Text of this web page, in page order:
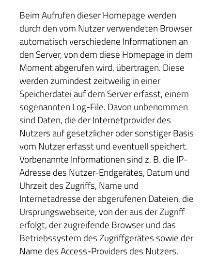
Beim Aufrufen dieser Homepage werden
durch den vom Nutzer verwendeten Browser
automatisch verschiedene Informationen an
den Server, von dem diese Homepage in dem
Moment abgerufen wird, übertragen. Diese
werden zumindest zeitweilig in einer
Speicherdatei auf dem Server erfasst, einem
sogenannten Log-File. Davon unbenommen
sind Daten, die der Internetprovider des
Nutzers auf gesetzlicher oder sonstiger Basis
vom Nutzer erfasst und eventuell speichert.
Vorbenannte Informationen sind z. B. die IP-
Adresse des Nutzer-Endgerätes, Datum und
Uhrzeit des Zugriffs, Name und
Internetadresse der abgerufenen Dateien, die
Ursprungswebseite, von der aus der Zugriff
erfolgt, der zugreifende Browser und das
Betriebssystem des Zugriffgerätes sowie der
Name des Access-Providers des Nutzers.